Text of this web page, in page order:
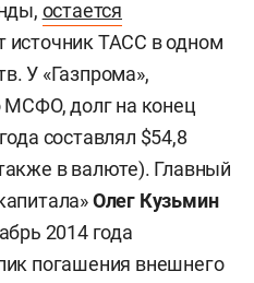
остается
источник ТАСС в одном
У «Газпрома»,
МСФО, долг на конец
составлял $54,8
в валюте). Главный
Олег Кузьмин
2014 года
погашения внешнего